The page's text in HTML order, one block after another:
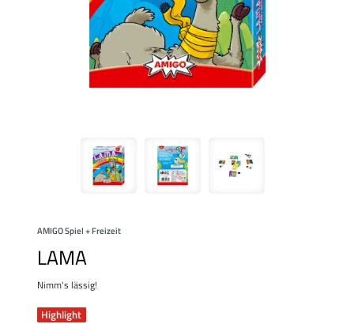
AMIGO Spiel + Freizeit
LAMA
Nimm's lässig!
Highlight